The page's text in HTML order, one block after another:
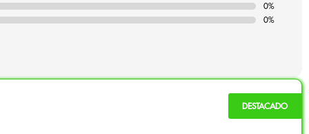
0%
0%